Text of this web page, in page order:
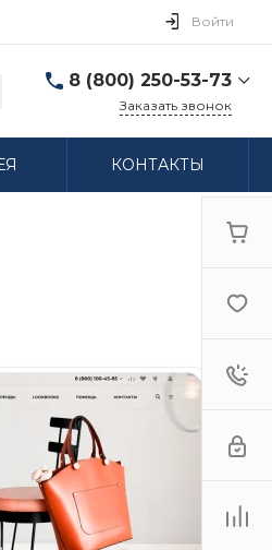
Войти
8 (800) 250-53-73
г. Нижний Новгород,
Заказать звонок
КОНТАКТЫ